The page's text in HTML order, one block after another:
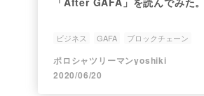
ビジネス GAFA ブロックチェーン
ポロシャツリーマンyoshiki
2020/06/20